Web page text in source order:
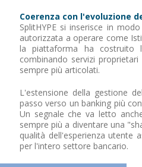
Coerenza con l'evoluzione
SplitHYPE si inserisce in
autorizzata a operare come
la piattaforma ha costruito
combinando servizi
sempre più articolati.
L'estensione della gestione
passo verso un banking più
Un segnale che va letto
sempre più a diventare una
qualità dell'esperienza utente
per l'intero settore bancario.